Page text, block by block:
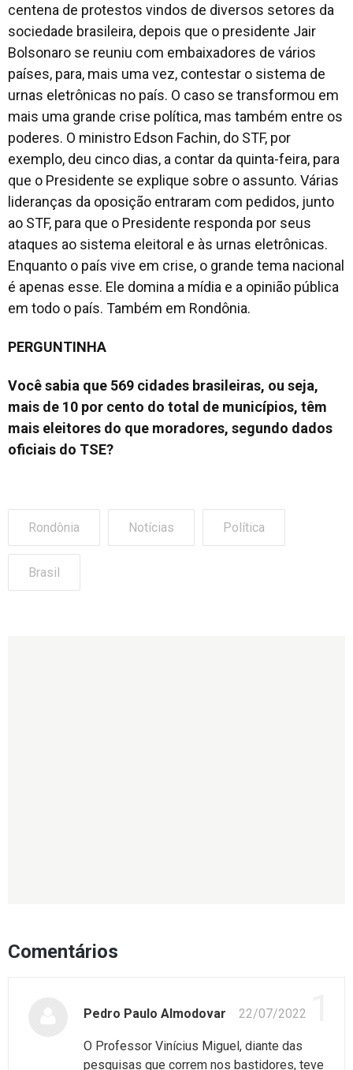
centena de protestos vindos de diversos setores da
sociedade brasileira, depois que o presidente Jair
Bolsonaro se reuniu com embaixadores de vários
países, para, mais uma vez, contestar o sistema de
urnas eletrônicas no país. O caso se transformou em
mais uma grande crise política, mas também entre os
poderes. O ministro Edson Fachin, do STF, por
exemplo, deu cinco dias, a contar da quinta-feira, para
que o Presidente se explique sobre o assunto. Várias
lideranças da oposição entraram com pedidos, junto
ao STF, para que o Presidente responda por seus
ataques ao sistema eleitoral e às urnas eletrônicas.
Enquanto o país vive em crise, o grande tema nacional
é apenas esse. Ele domina a mídia e a opinião pública
em todo o país. Também em Rondônia.
PERGUNTINHA
Você sabia que 569 cidades brasileiras, ou seja,
mais de 10 por cento do total de municípios, têm
mais eleitores do que moradores, segundo dados
oficiais do TSE?
Rondônia Notícias Política
Brasil
Comentários
Pedro Paulo Almodovar 22/07/2022
O Professor Vinícius Miguel, diante das
pesquisas que correm nos bastidores, teve